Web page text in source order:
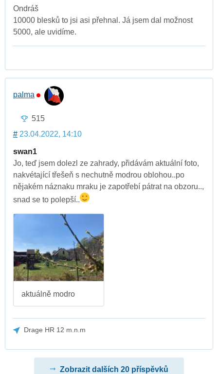
Ondráš
10000 blesků to jsi asi přehnal. Já jsem dal možnost
5000, ale uvidíme.
palma
515
# 23.04.2022, 14:10
swan1
Jo, teď jsem dolezl ze zahrady, přidávám aktuální foto,
nakvétající třešeň s nechutně modrou oblohou..po
nějakém náznaku mraku je zapotřebí pátrat na obzoru..,
snad se to polepší..
aktuálně modro
Drage HR 12 m.n.m
Zobrazit dalších 20 příspěvků